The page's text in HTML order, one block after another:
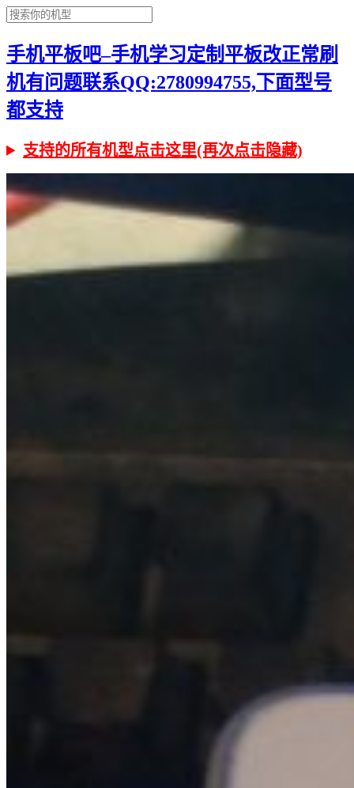
手机平板吧–手机学习定制平板改正常刷
机有问题联系QQ:2780994755,下面型号
都支持
支持的所有机型点击这里(再次点击隐藏)